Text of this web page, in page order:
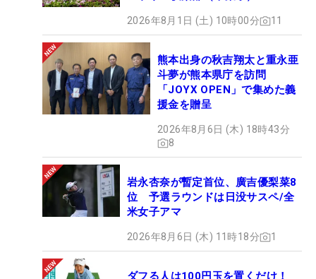
2026年8月1日 (土) 10時00分 11
熊本出身の秋吉翔太と重永亜
斗夢が熊本県庁を訪問
「JOYX OPEN」で集めた義
援金を贈呈
2026年8月6日 (木) 18時43分
8
岩永杏奈が暫定首位、廣吉優梨菜8
位 予選ラウンドは日没サスペ/全
米女子アマ
2026年8月6日 (木) 11時18分 1
ダフる人は100円玉を置くだけ！